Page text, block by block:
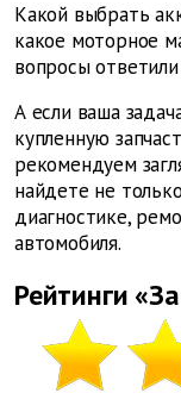
Какой выбрать
какое моторное
вопросы
А если ваша
купленную
рекомендуем
найдете не
диагностике,
автомобиля.
Рейтинги